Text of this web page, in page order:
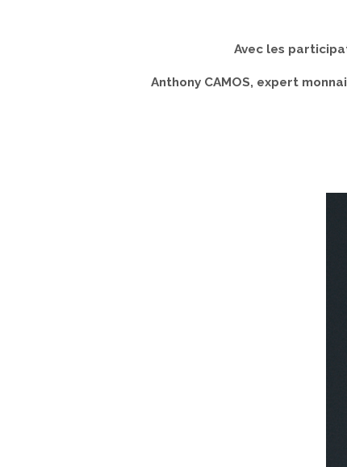
Avec les
Anthony CAMOS, expert